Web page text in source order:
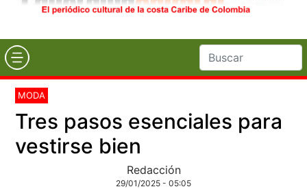
MODA
Tres pasos esenciales para
vestirse bien
Redacción
29/01/2025 - 05:05